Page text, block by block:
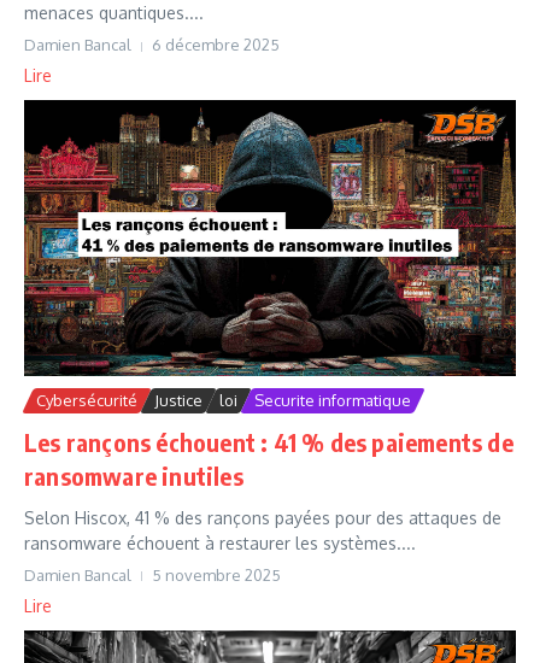
menaces quantiques....
Damien Bancal 6 décembre 2025
Lire
Cybersécurité Justice loi Securite informatique
Les rançons échouent : 41 % des paiements de
ransomware inutiles
Selon Hiscox, 41 % des rançons payées pour des attaques de
ransomware échouent à restaurer les systèmes....
Damien Bancal 5 novembre 2025
Lire